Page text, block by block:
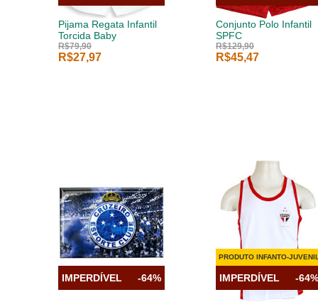
Pijama Regata Infantil
Torcida Baby
R$79,90
R$27,97
Conjunto Polo Infantil
SPFC
R$129,90
R$45,47
IMPERDÍVEL -64% IMPERDÍVEL -64%
PRODUTO INFANTO-